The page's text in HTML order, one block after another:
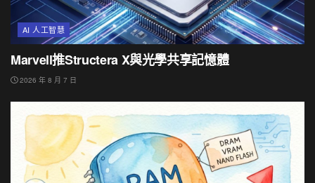
AI 人工智慧
Marvell推Structera X與光學共享記憶體
2026 年 8 月 7 日